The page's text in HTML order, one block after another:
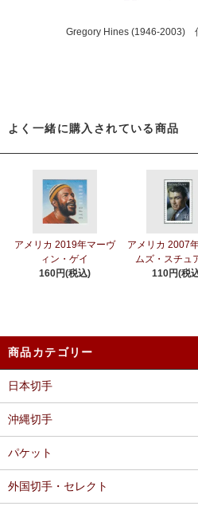
Gregory Hines (1946-2003)
よく一緒に購入されている商品
アメリカ 2019年マーヴ
ィン・ゲイ
160円(税込)
アメリカ 2007
ムズ・スチュ
110円(税
商品カテゴリー
日本切手
沖縄切手
パケット
外国切手・セレクト